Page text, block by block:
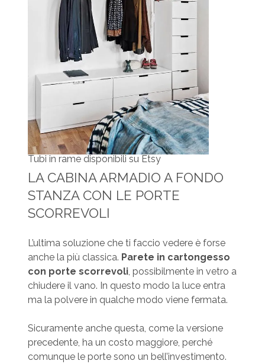
Tubi in rame disponibili su Etsy
LA CABINA ARMADIO A FONDO
STANZA CON LE PORTE
SCORREVOLI
L’ultima soluzione che ti faccio vedere è forse
anche la più classica. Parete in cartongesso
con porte scorrevoli, possibilmente in vetro a
chiudere il vano. In questo modo la luce entra
ma la polvere in qualche modo viene fermata.
Sicuramente anche questa, come la versione
precedente, ha un costo maggiore, perché
comunque le porte sono un bell’investimento.